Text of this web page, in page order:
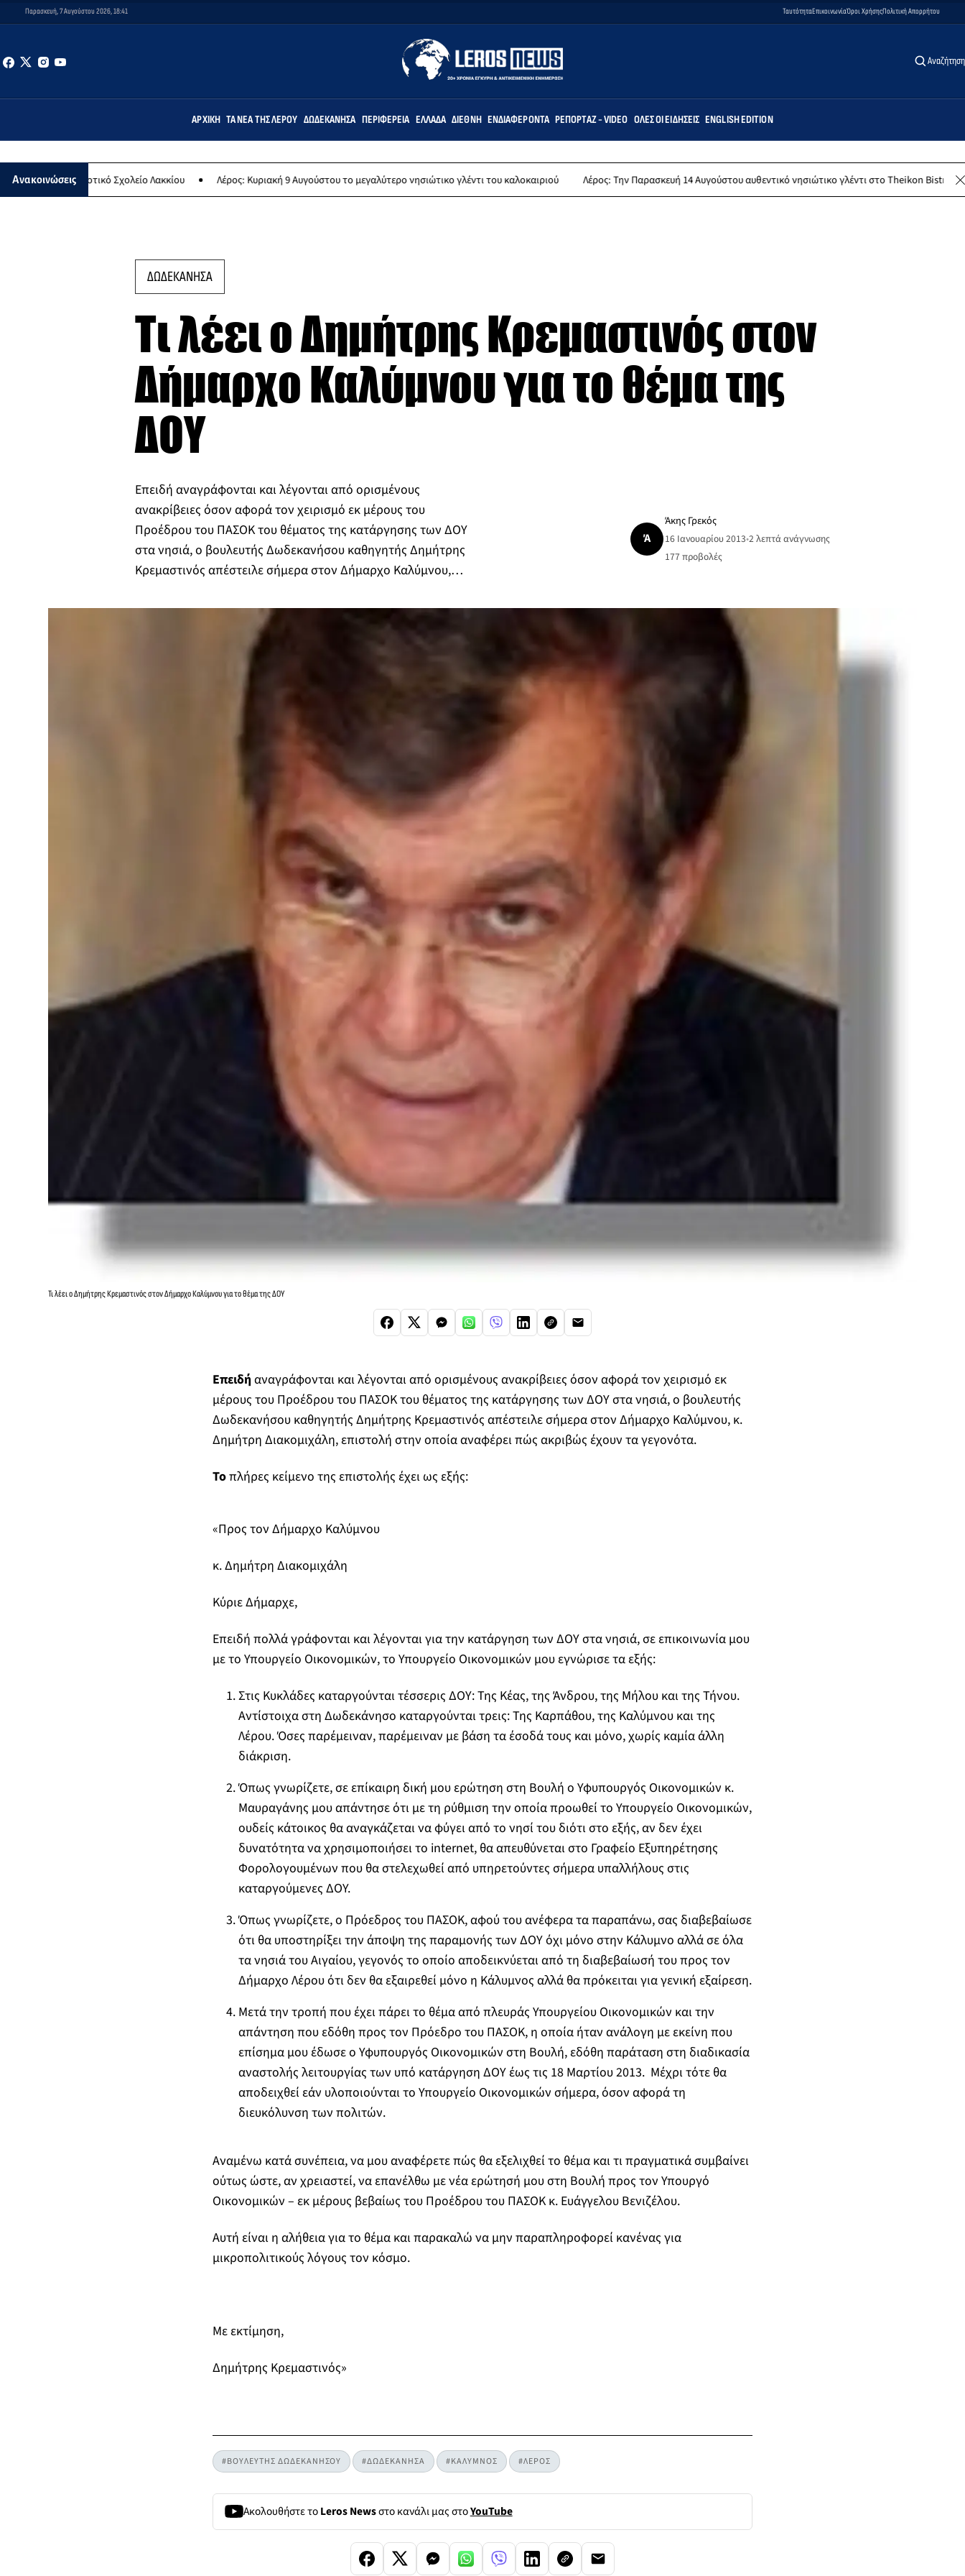
Παρασκευή, 7 Αυγούστου 2026, 18:41 ΤαυτότηταΕπικοινωνίαΌροι ΧρήσηςΠολιτική Απορρήτου
Αναζήτηση
ΑΡΧΙΚΉ ΤΑ ΝΈΑ ΤΗΣ ΛΈΡΟΥ ΔΩΔΕΚΆΝΗΣΑ ΠΕΡΙΦΈΡΕΙΑ ΕΛΛΆΔΑ ΔΙΕΘΝΉ ΕΝΔΙΑΦΈΡΟΝΤΑ ΡΕΠΟΡΤΆΖ - VIDEO ΌΛΕΣ ΟΙ ΕΙΔΉΣΕΙΣ ENGLISH EDITION
ΑνακοινώσειςΣχολείο Λακκίου Λέρος: Κυριακή 9 Αυγούστου το μεγαλύτερο νησιώτικο γλέντι του καλοκαιριού Λέρος: Την Παρασκευή 14 Αυγούστου αυθεντικό νησιώτικο γλέντι στο Theikon Bistro Restaurant!
ΔΩΔΕΚΑΝΗΣΑ
Τι λέει ο Δημήτρης Κρεμαστινός στον
Δήμαρχο Καλύμνου για το θέμα της
ΔΟΥ
Επειδή αναγράφονται και λέγονται από ορισμένους
ανακρίβειες όσον αφορά τον χειρισμό εκ μέρους του
Προέδρου του ΠΑΣΟΚ του θέματος της κατάργησης των ΔΟΥ
στα νησιά, ο βουλευτής Δωδεκανήσου καθηγητής Δημήτρης
Κρεμαστινός απέστειλε σήμερα στον Δήμαρχο Καλύμνου,…
Ά
Άκης Γρεκός
16 Ιανουαρίου 2013•2 λεπτά ανάγνωσης
177 προβολές
Τι λέει ο Δημήτρης Κρεμαστινός στον Δήμαρχο Καλύμνου για το θέμα της ΔΟΥ
Επειδή αναγράφονται και λέγονται από ορισμένους ανακρίβειες όσον αφορά τον χειρισμό εκ
μέρους του Προέδρου του ΠΑΣΟΚ του θέματος της κατάργησης των ΔΟΥ στα νησιά, ο βουλευτής
Δωδεκανήσου καθηγητής Δημήτρης Κρεμαστινός απέστειλε σήμερα στον Δήμαρχο Καλύμνου, κ.
Δημήτρη Διακομιχάλη, επιστολή στην οποία αναφέρει πώς ακριβώς έχουν τα γεγονότα.
Τοπλήρες κείμενο της επιστολής έχει ως εξής:
«Προς τον Δήμαρχο Καλύμνου
κ. Δημήτρη Διακομιχάλη
Κύριε Δήμαρχε,
Επειδή πολλά γράφονται και λέγονται για την κατάργηση των ΔOY στα νησιά, σε επικοινωνία μου
με το Υπουργείο Οικονομικών, το Υπουργείο Οικονομικών μου εγνώρισε τα εξής:
Στις Κυκλάδες καταργούνται τέσσερις ΔΟΥ: Της Κέας, της Άνδρου, της Μήλου και της Τήνου.
Αντίστοιχα στη Δωδεκάνησο καταργούνται τρεις: Της Καρπάθου, της Καλύμνου και της
Λέρου. Όσες παρέμειναν, παρέμειναν με βάση τα έσοδά τους και μόνο, χωρίς καμία άλλη
διάκριση.
Όπως γνωρίζετε, σε επίκαιρη δική μου ερώτηση στη Βουλή ο Υφυπουργός Οικονομικών κ.
Μαυραγάνης μου απάντησε ότι με τη ρύθμιση την οποία προωθεί το Υπουργείο Οικονομικών,
ουδείς κάτοικος θα αναγκάζεται να φύγει από το νησί του διότι στο εξής, αν δεν έχει
δυνατότητα να χρησιμοποιήσει το internet, θα απευθύνεται στο Γραφείο Εξυπηρέτησης
Φορολογουμένων που θα στελεχωθεί από υπηρετούντες σήμερα υπαλλήλους στις
καταργούμενες ΔΟΥ.
Όπως γνωρίζετε, ο Πρόεδρος του ΠΑΣΟΚ, αφού του ανέφερα τα παραπάνω, σας διαβεβαίωσε
ότι θα υποστηρίξει την άποψη της παραμονής των ΔΟΥ όχι μόνο στην Κάλυμνο αλλά σε όλα
τα νησιά του Αιγαίου, γεγονός το οποίο αποδεικνύεται από τη διαβεβαίωσή του προς τον
Δήμαρχο Λέρου ότι δεν θα εξαιρεθεί μόνο η Κάλυμνος αλλά θα πρόκειται για γενική εξαίρεση.
Μετά την τροπή που έχει πάρει το θέμα από πλευράς Υπουργείου Οικονομικών και την
απάντηση που εδόθη προς τον Πρόεδρο του ΠΑΣΟΚ, η οποία ήταν ανάλογη με εκείνη που
επίσημα μου έδωσε ο Υφυπουργός Οικονομικών στη Βουλή, εδόθη παράταση στη διαδικασία
αναστολής λειτουργίας των υπό κατάργηση ΔΟΥ έως τις 18 Μαρτίου 2013. Μέχρι τότε θα
αποδειχθεί εάν υλοποιούνται το Υπουργείο Οικονομικών σήμερα, όσον αφορά τη
διευκόλυνση των πολιτών.
Αναμένω κατά συνέπεια, να μου αναφέρετε πώς θα εξελιχθεί το θέμα και τι πραγματικά συμβαίνει
ούτως ώστε, αν χρειαστεί, να επανέλθω με νέα ερώτησή μου στη Βουλή προς τον Υπουργό
Οικονομικών – εκ μέρους βεβαίως του Προέδρου του ΠΑΣΟΚ κ. Ευάγγελου Βενιζέλου.
Αυτή είναι η αλήθεια για το θέμα και παρακαλώ να μην παραπληροφορεί κανένας για
μικροπολιτικούς λόγους τον κόσμο.
Με εκτίμηση,
Δημήτρης Κρεμαστινός»
#ΒΟΥΛΕΥΤΗΣ ΔΩΔΕΚΑΝΗΣΟΥ #ΔΩΔΕΚΑΝΗΣΑ #ΚΑΛΥΜΝΟΣ #ΛΕΡΟΣ
Ακολουθήστε τοLeros Newsστο κανάλι μας στοYouTube